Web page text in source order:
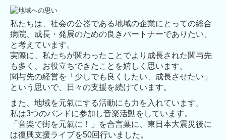
経営コンサルティング
デジタル化支援
お客様のメディア掲載情報
事業承継をお考えの方へ
相続でお困りの方へ
セミナー・イベント
セミナー・講演のご案内
私たちは、社会の公器である地域の企業にとっての総合
病院、成長・発展のための良きパートナーでありたい、
と考えています。
実際に、私たちが関わったことでより成長された関与先
も多く、お役立ちできたことを嬉しく思います。
関与先の経営を「少しでも良くしたい、成長させたい」
という思いで、日々の支援を続けています。
また、地域を元氣にする活動にも力を入れています。
私は3つのバンドに参加し音楽活動をしています。
「音楽で街を元氣に！」を合言葉に、東日本大震災後に
は復興支援ライブを50回行いました。